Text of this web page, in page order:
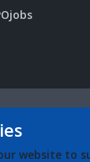
website to